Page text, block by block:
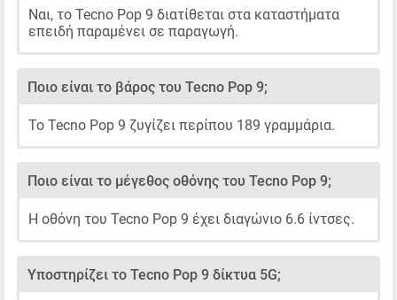
Ναι, το Tecno Pop 9 διατίθεται στα καταστήματα
επειδή παραμένει σε παραγωγή.
Ποιο είναι το βάρος του Tecno Pop 9;
Το Tecno Pop 9 ζυγίζει περίπου 189 γραμμάρια.
Ποιο είναι το μέγεθος οθόνης του Tecno Pop 9;
Η οθόνη του Tecno Pop 9 έχει διαγώνιο 6.6 ίντσες.
Υποστηρίζει το Tecno Pop 9 δίκτυα 5G;